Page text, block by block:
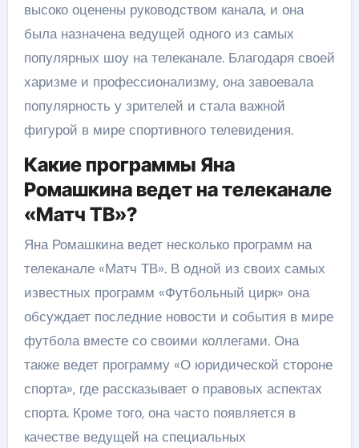
высоко оценены руководством канала, и она
была назначена ведущей одного из самых
популярных шоу на телеканале. Благодаря своей
харизме и профессионализму, она завоевала
популярность у зрителей и стала важной
фигурой в мире спортивного телевидения.
Какие программы Яна
Ромашкина ведет на телеканале
«Матч ТВ»?
Яна Ромашкина ведет несколько программ на
телеканале «Матч ТВ». В одной из своих самых
известных программ «Футбольный цирк» она
обсуждает последние новости и события в мире
футбола вместе со своими коллегами. Она
также ведет программу «О юридической стороне
спорта», где рассказывает о правовых аспектах
спорта. Кроме того, она часто появляется в
качестве ведущей на специальных